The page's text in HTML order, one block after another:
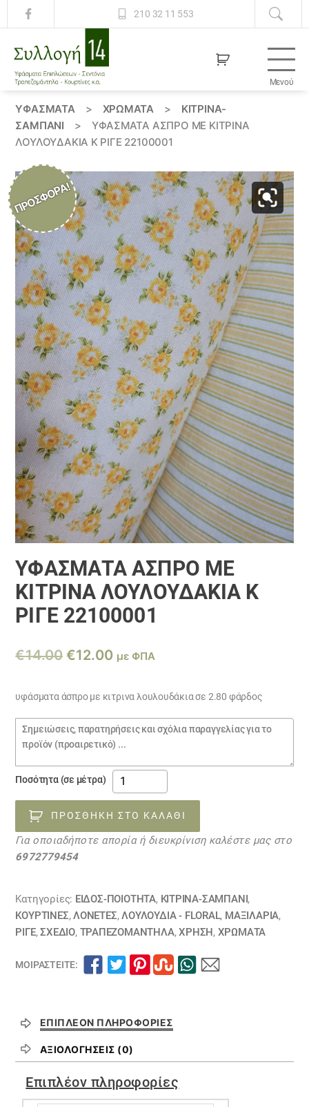
210 32 11 553
14
Μενού
ΥΦΆΣΜΑΤΑ > ΧΡΏΜΑΤΑ >
ΚΙΤΡΙΝΑ-
ΣΑΜΠΑΝΙ
>
ΥΦΆΣΜΑΤΑ ΆΣΠΡΟ ΜΕ ΚΙΤΡΙΝΑ
ΛΟΥΛΟΥΔΆΚΙΑ Κ ΡΙΓΈ 22100001
ΠΡΟΣΦΟΡΆ!
ΥΦΆΣΜΑΤΑ ΆΣΠΡΟ ΜΕ
ΚΙΤΡΙΝΑ ΛΟΥΛΟΥΔΆΚΙΑ Κ
ΡΙΓΈ 22100001
€14.00 Original
was:
€14.00.
€12.00Η
τιμή
είναι:
€12.00.
με ΦΠΑ
υφάσματα άσπρο με κιτρινα λουλουδάκια σε 2.80 φάρδος
Σημειώσεις
παραγγελίας
Ποσότητα (σε μέτρα)
υφάσματα
άσπρο
με
κιτρινα
λουλουδάκια
22100001
ποσότητα
ΠΡΟΣΘΉΚΗ ΣΤΟ ΚΑΛΆΘΙ
Για οποιαδήποτε απορία ή διευκρίνιση καλέστε μας στο
6972779454
Κατηγορίες: ΕΙΔΟΣ-ΠΟΙΟΤΗΤΑ, ΚΙΤΡΙΝΑ-ΣΑΜΠΑΝΙ ,
ΚΟΥΡΤΊΝΕΣ,ΛΟΝΈΤΕΣ,ΛΟΥΛΟΎΔΙΑ - FLORAL, ΜΑΞΙΛΆΡΙΑ,
ΡΙΓΈ,ΣΧΕΔΙΟ, ΤΡΑΠΕΖΟΜΆΝΤΗΛΑ,ΧΡΗΣΗ , ΧΡΏΜΑΤΑ
ΜΟΙΡΑΣΤΕΊΤΕ:
ΕΠΙΠΛΈΟΝ ΠΛΗΡΟΦΟΡΊΕΣ
ΑΞΙΟΛΟΓΉΣΕΙΣ (0)
Επιπλέον πληροφορίες